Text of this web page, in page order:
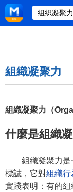
組織凝聚力
組織凝聚力（
什麼是組織
組織凝聚力是
標誌，它對組織行
實踐表明：有的